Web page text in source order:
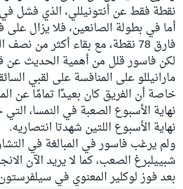
نقطة فقط عن أنتونيللي، الذي فشل
أما في بطولة الصانعين، فلا يزال
فارق 78 نقطة، مع بقاء أكثر من نصف الموسم.
لكن فاسور قلل من أهمية الحديث عن
مارانيللو على المنافسة على لقبي
خاصة أن الفريق كان بعيدًا تمامًا عن
نهاية الأسبوع الصعبة في النمسا،
نهاية الأسبوع اللتين شهدتا انتصاريه.
ولم يرغب فاسور في المبالغة في
شبييلبرغ الصعب، كما لا يريد الآن
بعد فوز لوكلير المعنوي في